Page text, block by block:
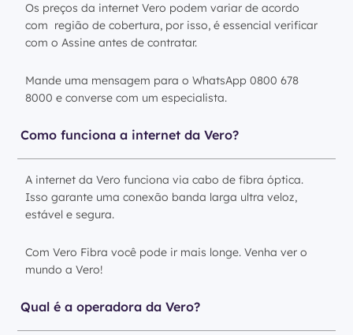
Os preços da internet Vero podem variar de acordo
com região de cobertura, por isso, é essencial verificar
com o Assine antes de contratar.
Mande uma mensagem para o WhatsApp 0800 678
8000 e converse com um especialista.
Como funciona a internet da Vero?
A internet da Vero funciona via cabo de fibra óptica.
Isso garante uma conexão banda larga ultra veloz,
estável e segura.
Com Vero Fibra você pode ir mais longe. Venha ver o
mundo a Vero!
Qual é a operadora da Vero?